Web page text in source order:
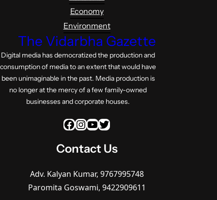
Economy
Environment
The Vidarbha Gazette
Digital media has democratized the production and
consumption of media to an extent that would have
been unimaginable in the past. Media production is
no longer at the mercy of a few family-owned
businesses and corporate houses.
Facebook InstagramYouTube Twitter
Contact Us
Adv. Kalyan Kumar, 9767995748
Paromita Goswami, 9422909611